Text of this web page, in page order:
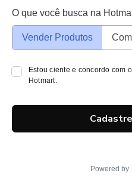
O que você busca na
Vender Produtos
Estou ciente e concordo com
Hotmart.
Powered by